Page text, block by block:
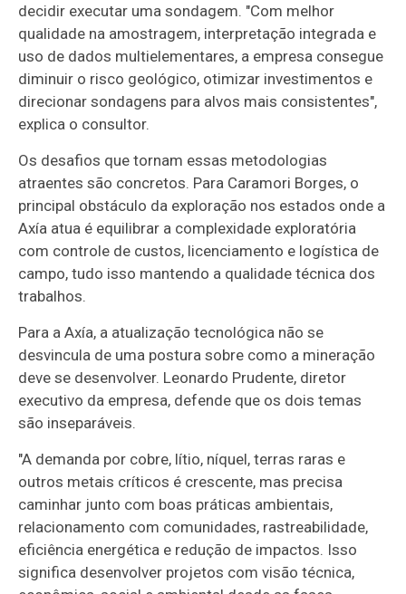
decidir executar uma sondagem. "Com melhor
qualidade na amostragem, interpretação integrada e
uso de dados multielementares, a empresa consegue
diminuir o risco geológico, otimizar investimentos e
direcionar sondagens para alvos mais consistentes",
explica o consultor.
Os desafios que tornam essas metodologias
atraentes são concretos. Para Caramori Borges, o
principal obstáculo da exploração nos estados onde a
Axía atua é equilibrar a complexidade exploratória
com controle de custos, licenciamento e logística de
campo, tudo isso mantendo a qualidade técnica dos
trabalhos.
Para a Axía, a atualização tecnológica não se
desvincula de uma postura sobre como a mineração
deve se desenvolver. Leonardo Prudente, diretor
executivo da empresa, defende que os dois temas
são inseparáveis.
"A demanda por cobre, lítio, níquel, terras raras e
outros metais críticos é crescente, mas precisa
caminhar junto com boas práticas ambientais,
relacionamento com comunidades, rastreabilidade,
eficiência energética e redução de impactos. Isso
significa desenvolver projetos com visão técnica,